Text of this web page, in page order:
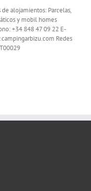
alojamientos: Parcelas,
y mobil homes
+34 848 47 09 22 E-
Redes